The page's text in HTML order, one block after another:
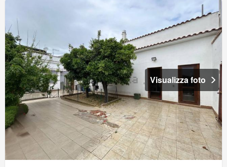
Visualizza foto